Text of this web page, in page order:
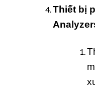
Thiết bị